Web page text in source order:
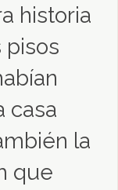
historia
pisos
casa
la
que